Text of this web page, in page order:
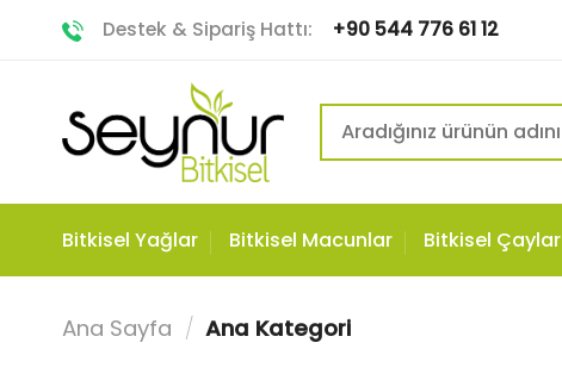
Destek & Sipariş Hattı: +90 544 776 61 12
Bitkisel Yağlar Bitkisel Macunlar Bitkisel Çaylar
Ana Sayfa / Ana Kategori